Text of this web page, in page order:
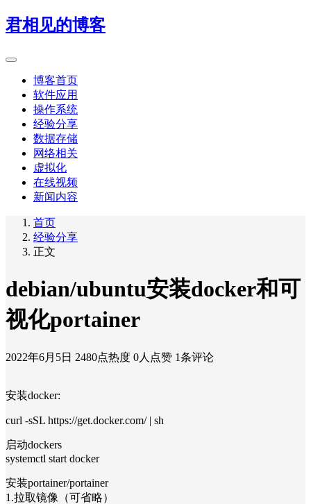
君相见的博客
博客首页
软件应用
操作系统
经验分享
数据存储
网络相关
虚拟化
在线视频
新闻内容
首页
经验分享
正文
debian/ubuntu安装docker和可
视化portainer
2022年6月5日 2480点热度 0人点赞 1条评论
安装docker:
curl -sSL https://get.docker.com/ | sh
启动dockers
systemctl start docker
安装portainer/portainer
1.拉取镜像（可省略）